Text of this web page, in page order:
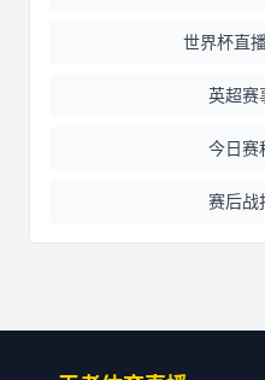
世界杯直
英超赛
今日赛
赛后战